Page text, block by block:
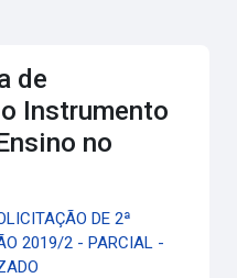
de
Instrumento
no
DE 2ª
2019/2 - PARCIAL -